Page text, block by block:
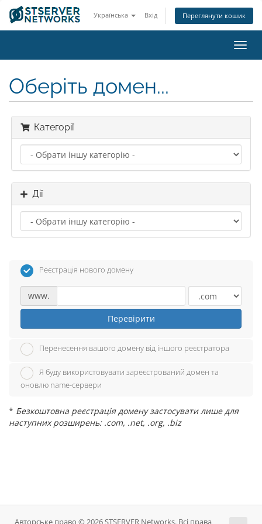
Українська Вхід Переглянути кошик
Оберіть домен...
Категорії
Дії
Реєстрація нового домену
www.
Перевірити
Перенесення вашого домену від іншого реєстратора
Я буду використовувати зареєстрований домен та
оновлю name-сервери
* Безкоштовна реєстрація домену застосувати лише для
наступних розширень: .com, .net, .org, .biz
Авторське право © 2026 STSERVER Networks. Всі права